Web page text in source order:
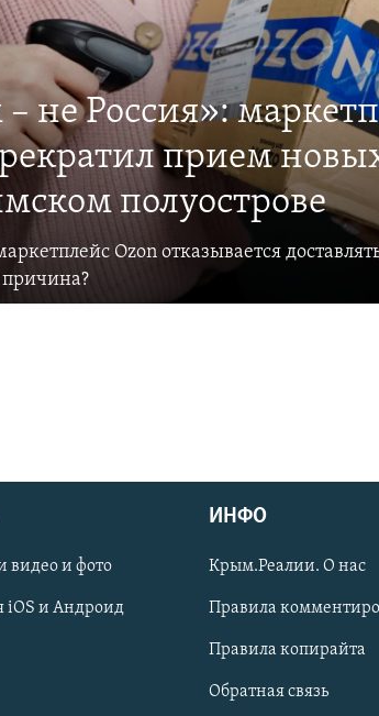
не Россия»:
прием
полуострове
Ozon отказывается
видео и фото
iOS и Андроид
ИНФО
Крым.Реалии. О нас
Правила
Правила копирайта
Обратная связь